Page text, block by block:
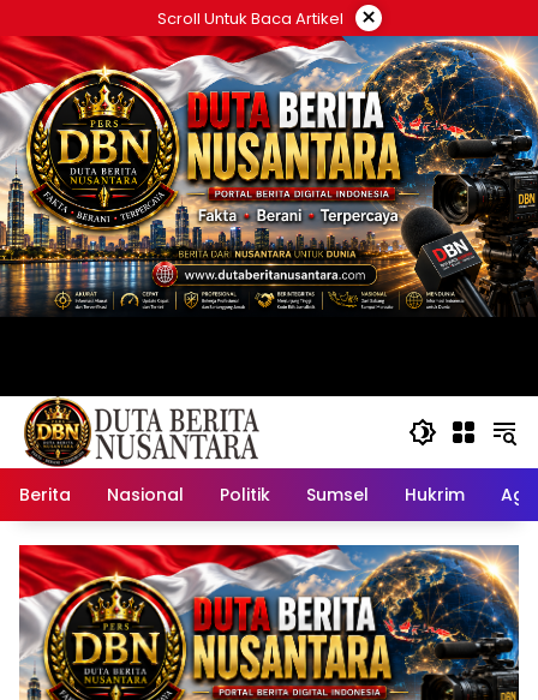
ke
konten
Scroll Untuk Baca Artikel ×
Berita Nasional Politik Sumsel Hukrim